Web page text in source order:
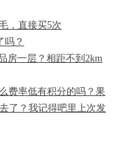
，直接买5次
吗？
房一层？相距不到2km
费率低有积分的吗？果
了？我记得吧里上次发